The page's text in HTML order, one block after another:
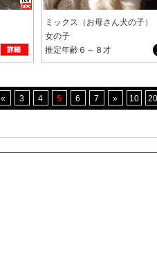
ミックス（お母さん犬の子）
女の子
推定年齢６～８才
« 3 4 5 6 7 » 10 20